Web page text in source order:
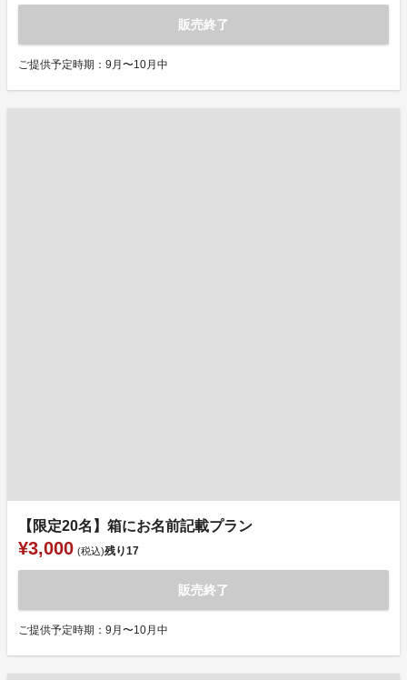
販売終了
ご提供予定時期：9月〜10月中
【限定20名】箱にお名前記載プラン
¥3,000 (税込)残り17
販売終了
ご提供予定時期：9月〜10月中